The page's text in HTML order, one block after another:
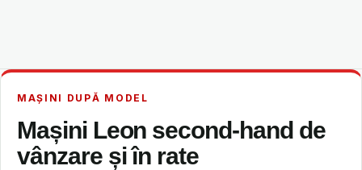
MAȘINI DUPĂ MODEL
Mașini Leon second-hand de
vânzare și în rate